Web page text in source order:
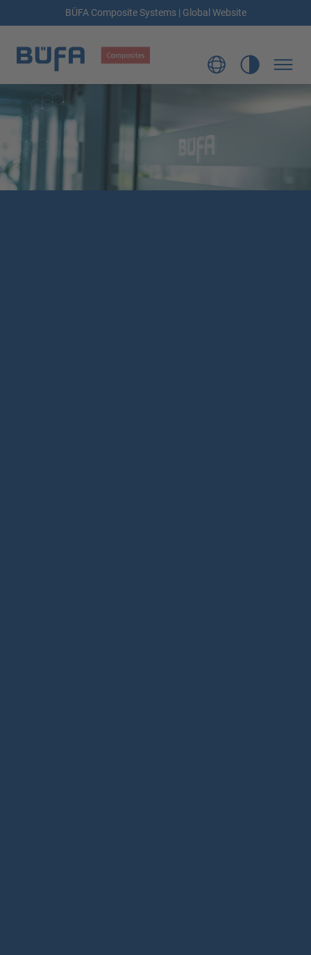
BÜFA Composite Systems | Global Website